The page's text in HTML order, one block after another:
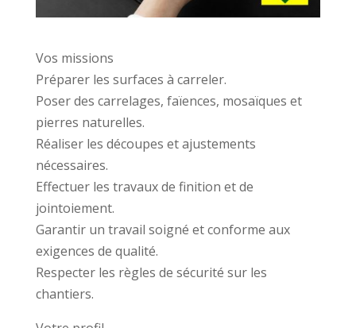
Vos missions
Préparer les surfaces à carreler.
Poser des carrelages, faïences, mosaïques et
pierres naturelles.
Réaliser les découpes et ajustements
nécessaires.
Effectuer les travaux de finition et de
jointoiement.
Garantir un travail soigné et conforme aux
exigences de qualité.
Respecter les règles de sécurité sur les
chantiers.